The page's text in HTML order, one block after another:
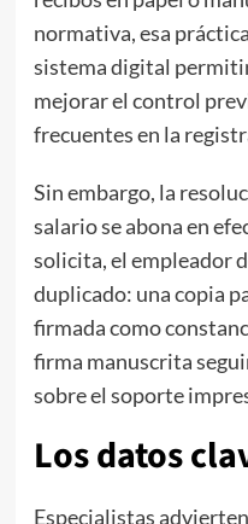
normativa, esa
sistema digital
mejorar el control
frecuentes en la
Sin embargo, la
salario se abona en
solicita, el empleador
duplicado: una copia
firmada como
firma manuscrita
sobre el soporte
Los datos
Especialistas